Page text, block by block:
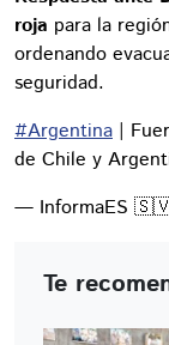
roja para la
ordenando
seguridad.
#Argentina |
de Chile y
— InformaES 🇸🇻
Te